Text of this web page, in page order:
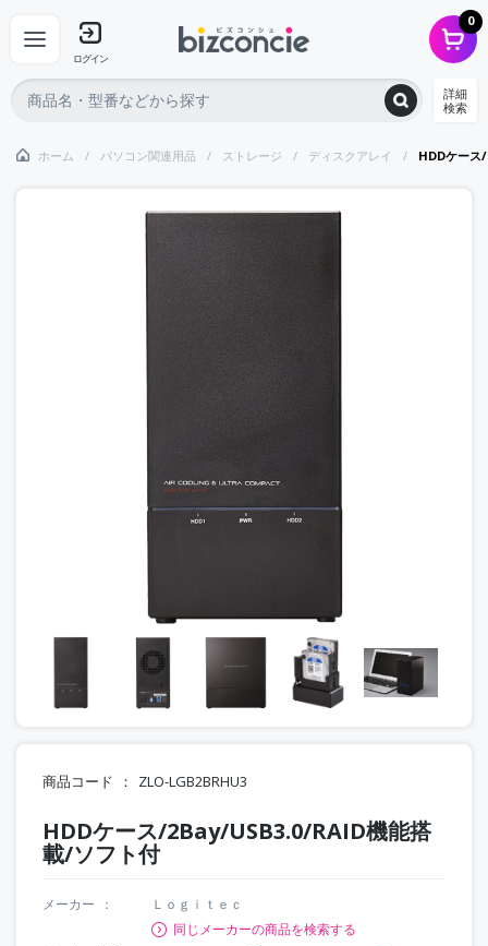
ログイン
0
詳細
検索
ホーム パソコン関連用品 ストレージ ディスクアレイ HDDケー
商品コード ZLO-LGB2BRHU3
HDDケース/2Bay/USB3.0/RAID機能搭
載/ソフト付
メーカー
Ｌｏｇｉｔｅｃ
同じメーカーの商品を検索する